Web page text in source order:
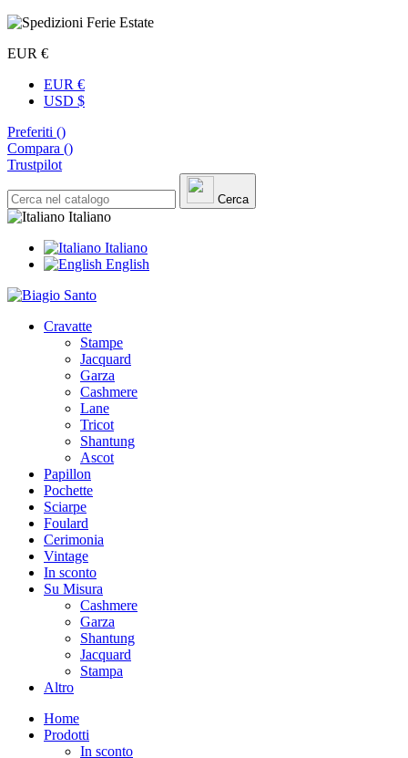
EUR €
EUR €
USD $
Preferiti ()
Compara ()
Trustpilot
Cerca
Italiano
Italiano
English
Cravatte
Stampe
Jacquard
Garza
Cashmere
Lane
Tricot
Shantung
Ascot
Papillon
Pochette
Sciarpe
Foulard
Cerimonia
Vintage
In sconto
Su Misura
Cashmere
Garza
Shantung
Jacquard
Stampa
Altro
Home
Prodotti
In sconto